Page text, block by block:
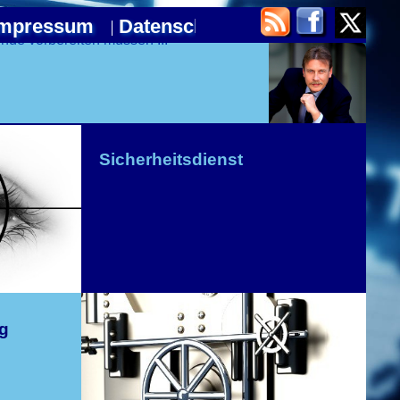
Datenschutz
vorbereiten müssen ...
beginnt am ...
von Sec Concept
Sicherheitsdienst